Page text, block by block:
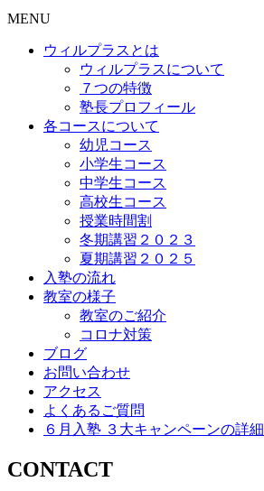
MENU
ウィルプラスとは
ウィルプラスについて
７つの特徴
塾長プロフィール
各コースについて
幼児コース
小学生コース
中学生コース
高校生コース
授業時間割
冬期講習２０２３
夏期講習２０２５
入塾の流れ
教室の様子
教室のご紹介
コロナ対策
ブログ
お問い合わせ
アクセス
よくあるご質問
６月入塾 ３大キャンペーンの詳細
CONTACT